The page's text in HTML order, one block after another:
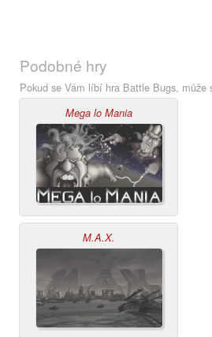
Podobné hry
Pokud se Vám líbí hra Battle Bugs, může
Mega lo Mania
M.A.X.